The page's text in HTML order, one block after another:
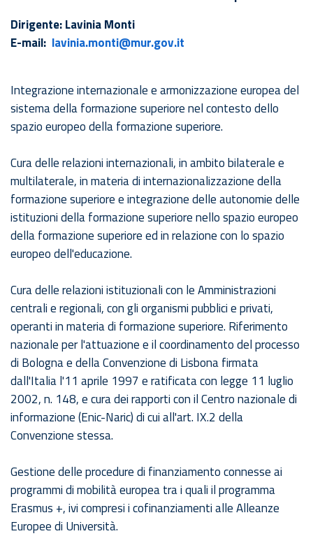
Dirigente: Lavinia Monti
E-mail: lavinia.monti@mur.gov.it
Integrazione internazionale e armonizzazione europea del
sistema della formazione superiore nel contesto dello
spazio europeo della formazione superiore.
Cura delle relazioni internazionali, in ambito bilaterale e
multilaterale, in materia di internazionalizzazione della
formazione superiore e integrazione delle autonomie delle
istituzioni della formazione superiore nello spazio europeo
della formazione superiore ed in relazione con lo spazio
europeo dell'educazione.
Cura delle relazioni istituzionali con le Amministrazioni
centrali e regionali, con gli organismi pubblici e privati,
operanti in materia di formazione superiore. Riferimento
nazionale per l'attuazione e il coordinamento del processo
di Bologna e della Convenzione di Lisbona firmata
dall'Italia l'11 aprile 1997 e ratificata con legge 11 luglio
2002, n. 148, e cura dei rapporti con il Centro nazionale di
informazione (Enic-Naric) di cui all'art. IX.2 della
Convenzione stessa.
Gestione delle procedure di finanziamento connesse ai
programmi di mobilità europea tra i quali il programma
Erasmus +, ivi compresi i cofinanziamenti alle Alleanze
Europee di Università.